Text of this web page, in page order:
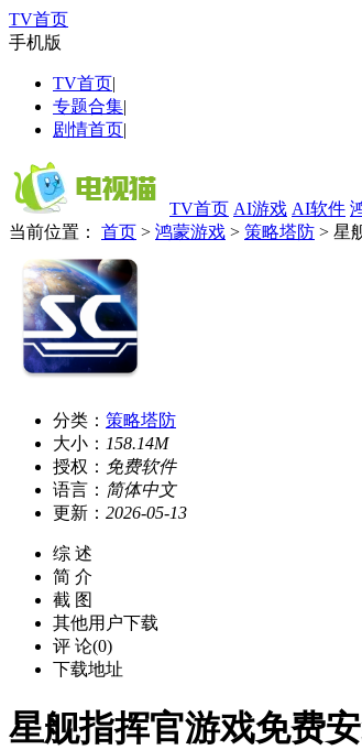
TV首页
手机版
TV首页|
专题合集|
剧情首页|
TV首页 AI游戏 AI软件
当前位置： 首页 > 鸿蒙游戏 > 策略塔防 > 星
分类： 策略塔防
大小： 158.14M
授权： 免费软件
语言： 简体中文
更新： 2026-05-13
综 述
简 介
截 图
其他用户下载
评 论(0)
下载地址
星舰指挥官游戏免费